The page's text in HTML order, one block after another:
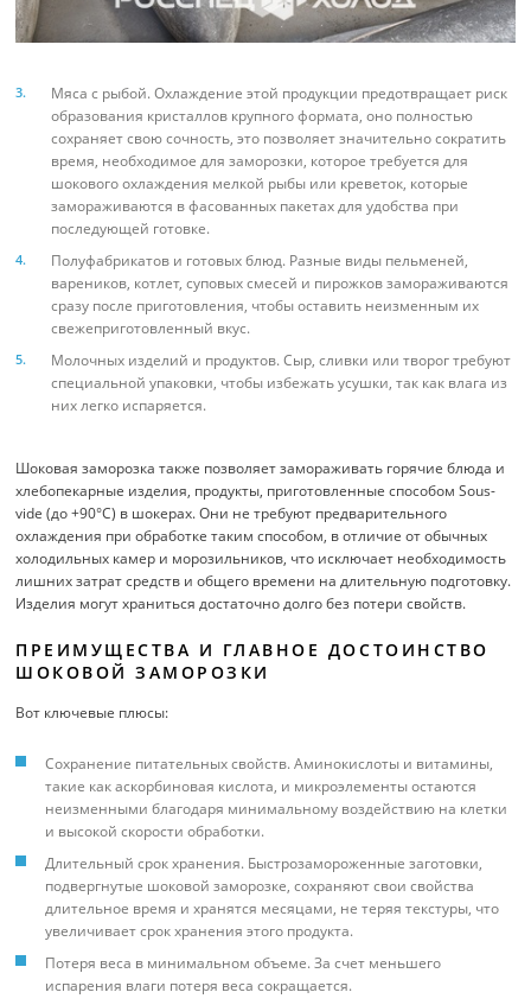
Мяса с рыбой. Охлаждение этой продукции предотвращает риск
образования кристаллов крупного формата, оно полностью
сохраняет свою сочность, это позволяет значительно сократить
время, необходимое для заморозки, которое требуется для
шокового охлаждения мелкой рыбы или креветок, которые
замораживаются в фасованных пакетах для удобства при
последующей готовке.
Полуфабрикатов и готовых блюд. Разные виды пельменей,
вареников, котлет, суповых смесей и пирожков замораживаются
сразу после приготовления, чтобы оставить неизменным их
свежеприготовленный вкус.
Молочных изделий и продуктов. Сыр, сливки или творог требуют
специальной упаковки, чтобы избежать усушки, так как влага из
них легко испаряется.
Шоковая заморозка также позволяет замораживать горячие блюда и
хлебопекарные изделия, продукты, приготовленные способом Sous-
vide (до +90°C) в шокерах. Они не требуют предварительного
охлаждения при обработке таким способом, в отличие от обычных
холодильных камер и морозильников, что исключает необходимость
лишних затрат средств и общего времени на длительную подготовку.
Изделия могут храниться достаточно долго без потери свойств.
ПРЕИМУЩЕСТВА И ГЛАВНОЕ ДОСТОИНСТВО
ШОКОВОЙ ЗАМОРОЗКИ
Вот ключевые плюсы:
Сохранение питательных свойств. Аминокислоты и витамины,
такие как аскорбиновая кислота, и микроэлементы остаются
неизменными благодаря минимальному воздействию на клетки
и высокой скорости обработки.
Длительный срок хранения. Быстрозамороженные заготовки,
подвергнутые шоковой заморозке, сохраняют свои свойства
длительное время и хранятся месяцами, не теряя текстуры, что
увеличивает срок хранения этого продукта.
Потеря веса в минимальном объеме. За счет меньшего
испарения влаги потеря веса сокращается.